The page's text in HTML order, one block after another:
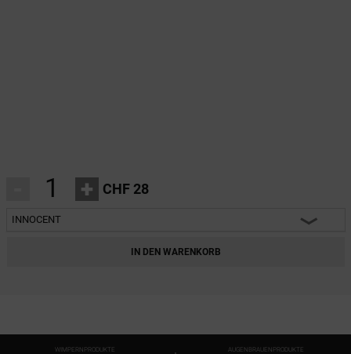
+ CHF 28
INNOCENT
IN DEN WARENKORB
WIMPERNPRODUKTE AUGENBRAUENPRODUKTE